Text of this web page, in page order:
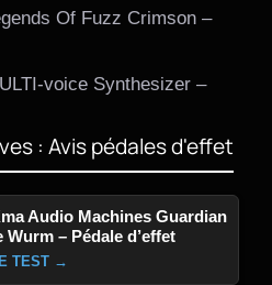
Of Fuzz Crimson –
voice Synthesizer –
: Avis pédales d'effet
Audio Machines Guardian
Wurm – Pédale d’effet
TEST →